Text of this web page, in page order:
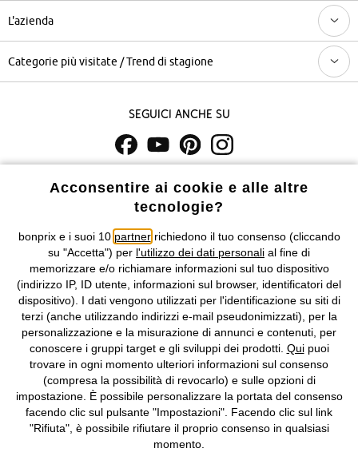
L'azienda
Categorie più visitate / Trend di stagione
Seguici anche su
costi di servizio.
Condizioni di vendita Accessibilità
Informativa privacy e cookie Gestione dei cookie
Informazioni legali Diritto di recesso
©2026 bonprix.Tutti i diritti riservati.
bonprix S.r.l. con socio unico, sede legale: via Adua 33 - 13855
Valdengo (BI) C.F. 01510910027 - P.I. 01939830020, Reg. Imprese di
Biella n. 01510910027, R.E.A. BI - 171345, N. Reg. Pile:
IT09060P00000858, N. Reg. AEE: IT08020000002105 Capitale
Sociale: euro 1.000.000 i.v, Società soggetta all'attività di direzione
e coordinamento di bonprix Beteiligungs -Verwaltungsgesellschaft
mbH.
Acconsentire ai cookie e alle altre
tecnologie?
bonprix e i suoi 10 partnerrichiedono il tuo consenso (cliccando
su "Accetta") per l'utilizzo dei dati personali al fine di
memorizzare e/o richiamare informazioni sul tuo dispositivo
(indirizzo IP, ID utente, informazioni sul browser, identificatori del
dispositivo). I dati vengono utilizzati per l'identificazione su siti di
terzi (anche utilizzando indirizzi e-mail pseudonimizzati), per la
personalizzazione e la misurazione di annunci e contenuti, per
conoscere i gruppi target e gli sviluppi dei prodotti. Quipuoi
trovare in ogni momento ulteriori informazioni sul consenso
(compresa la possibilità di revocarlo) e sulle opzioni di
impostazione. È possibile personalizzare la portata del consenso
facendo clic sul pulsante "Impostazioni". Facendo clic sul link
"Rifiuta", è possibile rifiutare il proprio consenso in qualsiasi
momento.